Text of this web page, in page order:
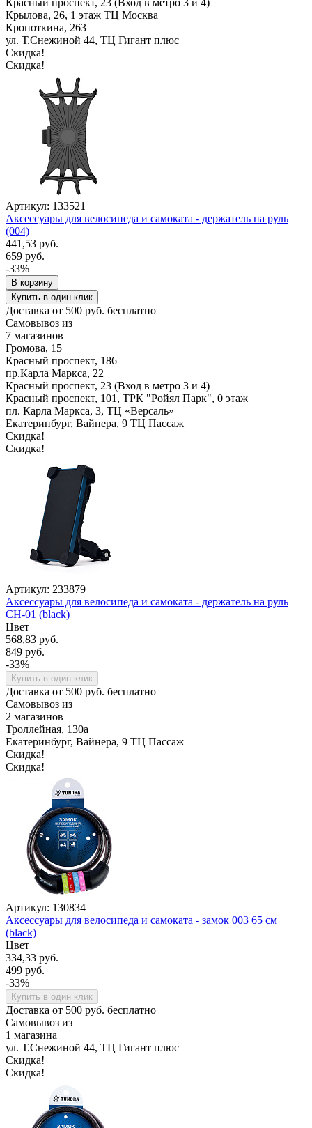
Крылова, 26, 1 этаж ТЦ Москва
Кропоткина, 263
ул. Т.Снежиной 44, ТЦ Гигант плюс
Скидка!
Скидка!
Артикул: 133521
Аксессуары для велосипеда и самоката - держатель на руль
(004)
441,53 руб.
659 руб.
-33%
В корзину
Купить в один клик
Доставка от 500 руб. бесплатно
Самовывоз из
7 магазинов
Громова, 15
Красный проспект, 186
пр.Карла Маркса, 22
Красный проспект, 23 (Вход в метро 3 и 4)
Красный проспект, 101, ТРК "Ройял Парк", 0 этаж
пл. Карла Маркса, 3, ТЦ «Версаль»
Екатеринбург, Вайнера, 9 ТЦ Пассаж
Скидка!
Скидка!
Артикул: 233879
Аксессуары для велосипеда и самоката - держатель на руль
CH-01 (black)
Цвет
568,83 руб.
849 руб.
-33%
Купить в один клик
Доставка от 500 руб. бесплатно
Самовывоз из
2 магазинов
Троллейная, 130а
Екатеринбург, Вайнера, 9 ТЦ Пассаж
Скидка!
Скидка!
Артикул: 130834
Аксессуары для велосипеда и самоката - замок 003 65 см
(black)
Цвет
334,33 руб.
499 руб.
-33%
Купить в один клик
Доставка от 500 руб. бесплатно
Самовывоз из
1 магазина
ул. Т.Снежиной 44, ТЦ Гигант плюс
Скидка!
Скидка!